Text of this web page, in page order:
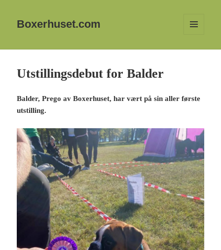
Boxerhuset.com
WIDGETER
Utstillingsdebut for Balder
Balder, Prego av Boxerhuset, har vært på sin aller første
utstilling.